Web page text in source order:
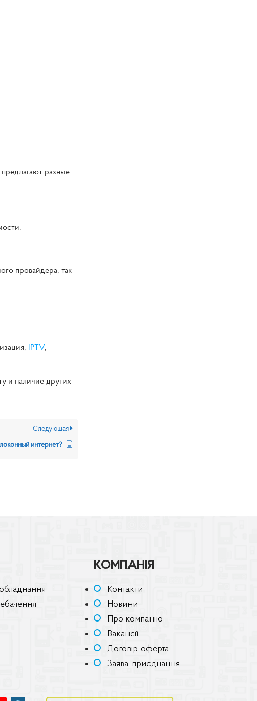
разные
провайдера, так
IPTV,
и наличие других
Следующая
интернет?
КОМПАНІЯ
Контакти
Новини
Про компанію
Вакансії
Договір-оферта
Заява-приєднання